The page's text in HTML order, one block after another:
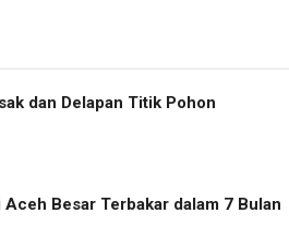
dan Delapan Titik Pohon
Besar Terbakar dalam 7 Bulan